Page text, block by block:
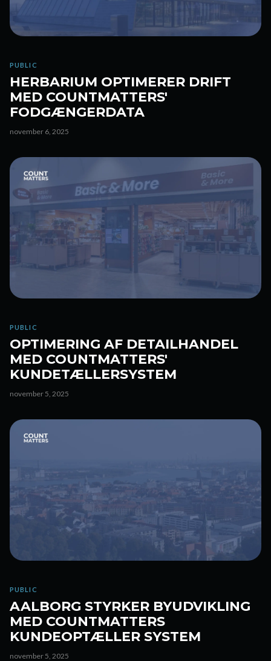
PUBLIC
HERBARIUM OPTIMERER DRIFT
MED COUNTMATTERS'
FODGÆNGERDATA
november 6, 2025
PUBLIC
OPTIMERING AF DETAILHANDEL
MED COUNTMATTERS'
KUNDETÆLLERSYSTEM
november 5, 2025
PUBLIC
AALBORG STYRKER BYUDVIKLING
MED COUNTMATTERS
KUNDEOPTÆLLER SYSTEM
november 5, 2025